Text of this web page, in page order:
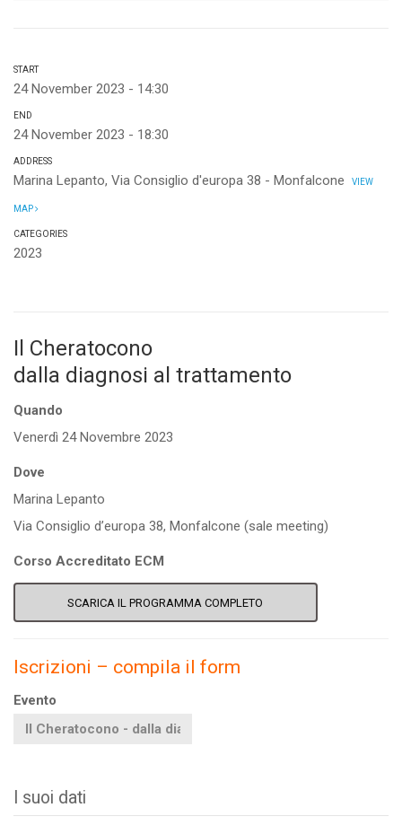
START
24 November 2023 - 14:30
END
24 November 2023 - 18:30
ADDRESS
Marina Lepanto, Via Consiglio d'europa 38 - Monfalcone VIEW
MAP
CATEGORIES
2023
Il Cheratocono
dalla diagnosi al trattamento
Quando
Venerdì 24 Novembre 2023
Dove
Marina Lepanto
Via Consiglio d’europa 38, Monfalcone (sale meeting)
Corso Accreditato ECM
SCARICA IL PROGRAMMA COMPLETO
Iscrizioni – compila il form
Evento
I suoi dati